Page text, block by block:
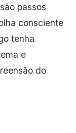
passos
consciente
tenha
e
do